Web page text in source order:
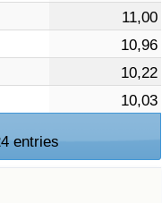
11,00
10,96
10,22
10,03
entries